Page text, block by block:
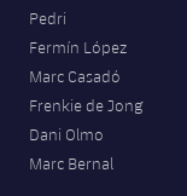
Pedri
Fermín López
Marc Casadó
Frenkie de Jong
Dani Olmo
Marc Bernal